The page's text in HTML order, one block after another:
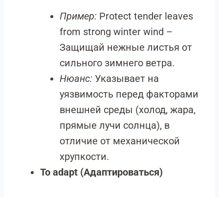
Пример: Protect tender leaves
from strong winter wind –
Защищай нежные листья от
сильного зимнего ветра.
Нюанс: Указывает на
уязвимость перед факторами
внешней среды (холод, жара,
прямые лучи солнца), в
отличие от механической
хрупкости.
To adapt (Адаптироваться)